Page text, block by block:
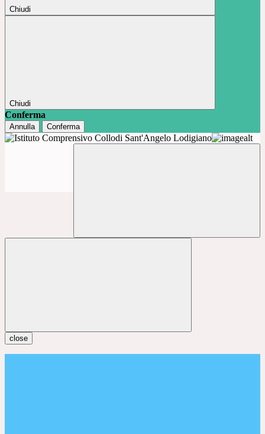
Chiudi
Chiudi
Conferma
Annulla Conferma
close